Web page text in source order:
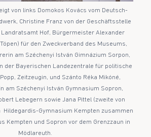
von links Domokos Kovács vom Deutsch-
Christine Franz von der Geschäftsstelle
Hof, Bürgermeister Alexander
für den Zweckverband des Museums,
am Széchenyi István Gimnázium Sorpon,
der Bayerischen Landezentrale für politische
Zeitzeugin, und Szánto Réka Mikóné,
am Széchenyi István Gymnasium Sopron,
Lebegern sowie Jana Pittel (zweite von
Hildegardis-Gymnasium Kempten zusammen
Kempten und Sopron vor dem Grenzzaun in
Mödlareuth.